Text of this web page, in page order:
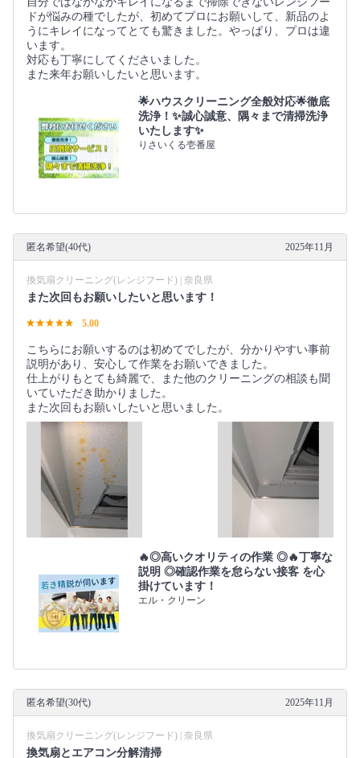
ドが悩みの種でしたが、初めてプロにお願いして、新品のよ
うにキレイになってとても驚きました。やっぱり、プロは違
います。
対応も丁寧にしてくださいました。
また来年お願いしたいと思います。
🌟ハウスクリーニング全般対応🌟徹底
洗浄！✨誠心誠意、隅々まで清掃洗浄
いたします✨
りさいくる壱番屋
匿名希望(40代) 2025年11月
換気扇クリーニング(レンジフード) | 奈良県
また次回もお願いしたいと思います！
5.00
こちらにお願いするのは初めてでしたが、分かりやすい事前
説明があり、安心して作業をお願いできました。
仕上がりもとても綺麗で、また他のクリーニングの相談も聞
いていただき助かりました。
また次回もお願いしたいと思いました。
🔥◎高いクオリティの作業 ◎🔥丁寧な
説明 ◎確認作業を怠らない接客 を心
掛けています！
エル・クリーン
匿名希望(30代) 2025年11月
換気扇クリーニング(レンジフード) | 奈良県
換気扇とエアコン分解清掃